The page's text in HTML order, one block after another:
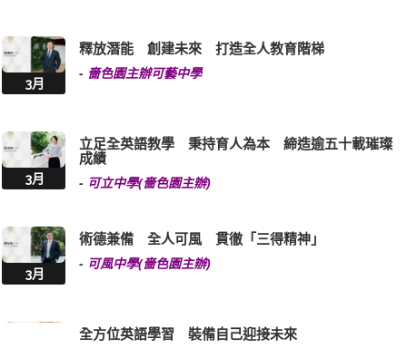
3月
釋放潛能 創建未來 打造全人教育階梯
- 嗇色園主辦可藝中學
3月
立足全英語教學 秉持育人為本 締造逾五十載璀璨
成績
- 可立中學(嗇色園主辦)
3月
術德兼備 全人可風 貫徹「三得精神」
- 可風中學(嗇色園主辦)
全方位英語學習 裝備自己迎接未來